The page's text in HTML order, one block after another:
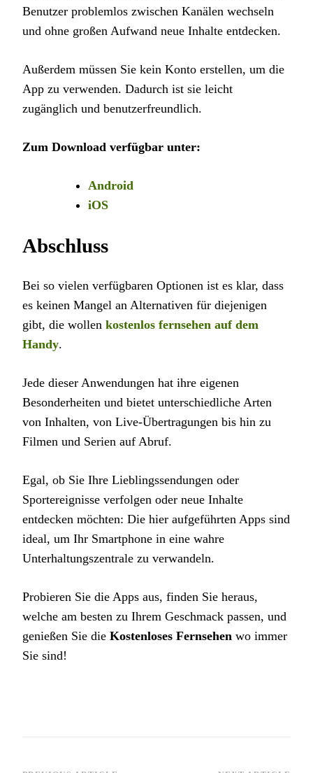
Benutzer problemlos zwischen Kanälen wechseln
und ohne großen Aufwand neue Inhalte entdecken.
Außerdem müssen Sie kein Konto erstellen, um die
App zu verwenden. Dadurch ist sie leicht
zugänglich und benutzerfreundlich.
Zum Download verfügbar unter:
Android
iOS
Abschluss
Bei so vielen verfügbaren Optionen ist es klar, dass
es keinen Mangel an Alternativen für diejenigen
gibt, die wollen kostenlos fernsehen auf dem
Handy.
Jede dieser Anwendungen hat ihre eigenen
Besonderheiten und bietet unterschiedliche Arten
von Inhalten, von Live-Übertragungen bis hin zu
Filmen und Serien auf Abruf.
Egal, ob Sie Ihre Lieblingssendungen oder
Sportereignisse verfolgen oder neue Inhalte
entdecken möchten: Die hier aufgeführten Apps sind
ideal, um Ihr Smartphone in eine wahre
Unterhaltungszentrale zu verwandeln.
Probieren Sie die Apps aus, finden Sie heraus,
welche am besten zu Ihrem Geschmack passen, und
genießen Sie die Kostenloses Fernsehen wo immer
Sie sind!